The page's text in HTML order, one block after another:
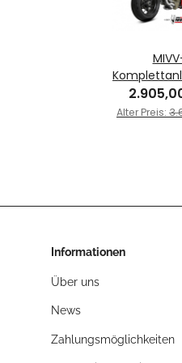
XM1 -
Alter Preis:
Informationen
Über uns
News
Zahlungsmöglichkeiten